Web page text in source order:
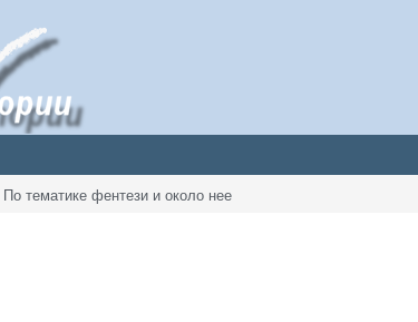
По тематике фентези и около нее